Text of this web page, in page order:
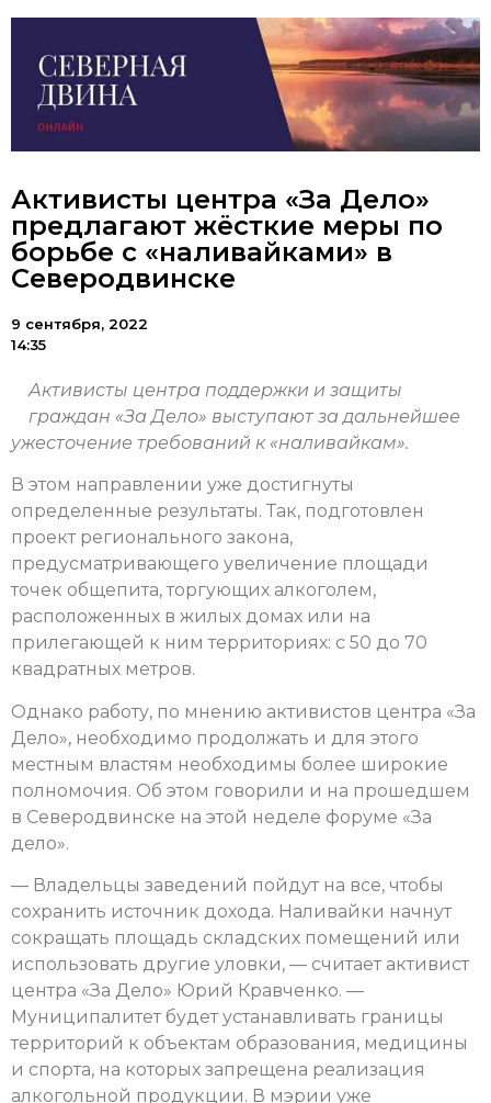
Активисты центра «За Дело»
предлагают жёсткие меры по
борьбе с «наливайками» в
Северодвинске
9 сентября, 2022
14:35
Активисты центра поддержки и защиты
граждан «За Дело» выступают за дальнейшее
ужесточение требований к «наливайкам».
В этом направлении уже достигнуты
определенные результаты. Так, подготовлен
проект регионального закона,
предусматривающего увеличение площади
точек общепита, торгующих алкоголем,
расположенных в жилых домах или на
прилегающей к ним территориях: с 50 до 70
квадратных метров.
Однако работу, по мнению активистов центра «За
Дело», необходимо продолжать и для этого
местным властям необходимы более широкие
полномочия. Об этом говорили и на прошедшем
в Северодвинске на этой неделе форуме «За
дело».
— Владельцы заведений пойдут на все, чтобы
сохранить источник дохода. Наливайки начнут
сокращать площадь складских помещений или
использовать другие уловки, — считает активист
центра «За Дело» Юрий Кравченко. —
Муниципалитет будет устанавливать границы
территорий к объектам образования, медицины
и спорта, на которых запрещена реализация
алкогольной продукции. В мэрии уже